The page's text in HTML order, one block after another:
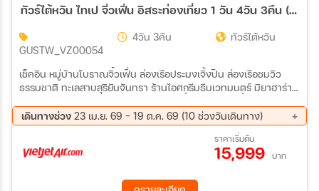
ทัวร์ไต้หวัน ไทเป จิ่วเฟิ่น อิสระท่องเที่ยว 1 วัน 4วัน 3คืน (VZ)
GUSTW_VZ00054
4วัน 3คืน ทัวร์ไต้หวัน
เช็คอิน หมู่บ้านโบราณจิ๋วเฟิ่น ล่องเรือประมงเจิ้งปิน ล่องเรือชมวิว
ธรรมชาติ ทะเลสาบสุริยันจันทรา ร้านไอศกรีมธีมเวทมนตร์ มิยาฮาร่า
ไนท์มาร์เก็ต ซีเหมินติง อิสระท่องเที่ยว 1 วัน
เดินทางช่วง 23 เม.ย. 69 - 19 ต.ค. 69 (10 ช่วงวันเดินทาง)
27 ส.ค. 69 - 30 ส.ค. 69
03 ก.ย. 69 - 06 ก.ย. 69
10 ก.ย. 69 - 13 ก.ย. 69
24 ก.ย. 69 - 27 ก.ย. 69
02 ต.ค. 69 - 05 ต.ค. 69
ราคาเริ่มต้น
15,999 บาท